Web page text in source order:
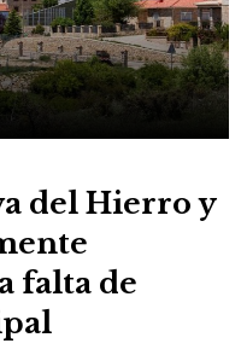
del Hierro y
falta de